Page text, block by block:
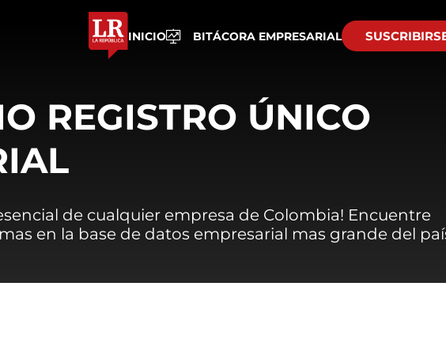
INICIO BITÁCORA EMPRESARIAL
REGISTRO ÚNICO
de cualquier empresa de Colombia! Encuentre
en la base de datos empresarial mas grande del